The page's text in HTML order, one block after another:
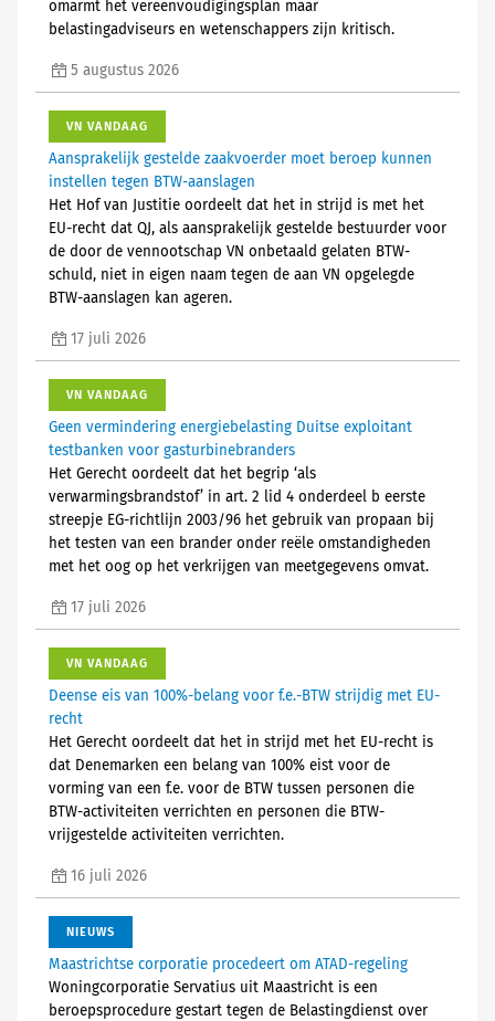
omarmt het vereenvoudigingsplan maar
belastingadviseurs en wetenschappers zijn kritisch.
5 augustus 2026
VN VANDAAG
Aansprakelijk gestelde zaakvoerder moet beroep kunnen
instellen tegen BTW-aanslagen
Het Hof van Justitie oordeelt dat het in strijd is met het
EU-recht dat QJ, als aansprakelijk gestelde bestuurder voor
de door de vennootschap VN onbetaald gelaten BTW-
schuld, niet in eigen naam tegen de aan VN opgelegde
BTW-aanslagen kan ageren.
17 juli 2026
VN VANDAAG
Geen vermindering energiebelasting Duitse exploitant
testbanken voor gasturbinebranders
Het Gerecht oordeelt dat het begrip ‘als
verwarmingsbrandstof’ in art. 2 lid 4 onderdeel b eerste
streepje EG-richtlijn 2003/96 het gebruik van propaan bij
het testen van een brander onder reële omstandigheden
met het oog op het verkrijgen van meetgegevens omvat.
17 juli 2026
VN VANDAAG
Deense eis van 100%-belang voor f.e.-BTW strijdig met EU-
recht
Het Gerecht oordeelt dat het in strijd met het EU-recht is
dat Denemarken een belang van 100% eist voor de
vorming van een f.e. voor de BTW tussen personen die
BTW-activiteiten verrichten en personen die BTW-
vrijgestelde activiteiten verrichten.
16 juli 2026
NIEUWS
Maastrichtse corporatie procedeert om ATAD-regeling
Woningcorporatie Servatius uit Maastricht is een
beroepsprocedure gestart tegen de Belastingdienst over